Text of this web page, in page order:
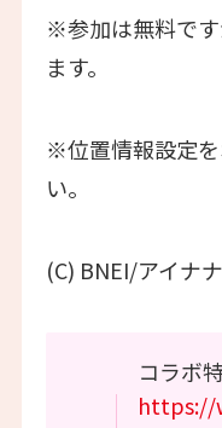
※参加は無料で
ます。
※位置情報設定
い。
(C) BNEI/アイナ
コラボ
https://